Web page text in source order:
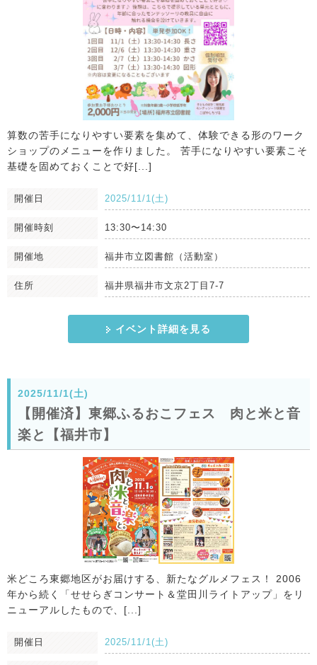
算数の苦手になりやすい要素を集めて、体験できる形のワーク
ショップのメニューを作りました。 苦手になりやすい要素こそ
基礎を固めておくことで好[...]
開催日 2025/11/1(土)
開催時刻 13:30〜14:30
開催地 福井市立図書館（活動室）
住所 福井県福井市文京2丁目7-7
イベント詳細を見る
2025/11/1(土)
【開催済】東郷ふるおこフェス 肉と米と音
楽と【福井市】
米どころ東郷地区がお届けする、新たなグルメフェス！ 2006
年から続く「せせらぎコンサート＆堂田川ライトアップ」をリ
ニューアルしたもので、[...]
開催日 2025/11/1(土)